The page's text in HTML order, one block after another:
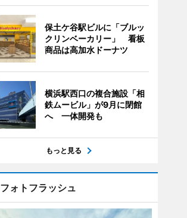
保土ケ谷駅ビルに「ブルッ
クリンベーカリー」 看板
商品は高加水ドーナツ
横浜駅西口の複合施設「相
鉄ムービル」が9月に閉館
へ 一体開発も
もっと見る
フォトフラッシュ